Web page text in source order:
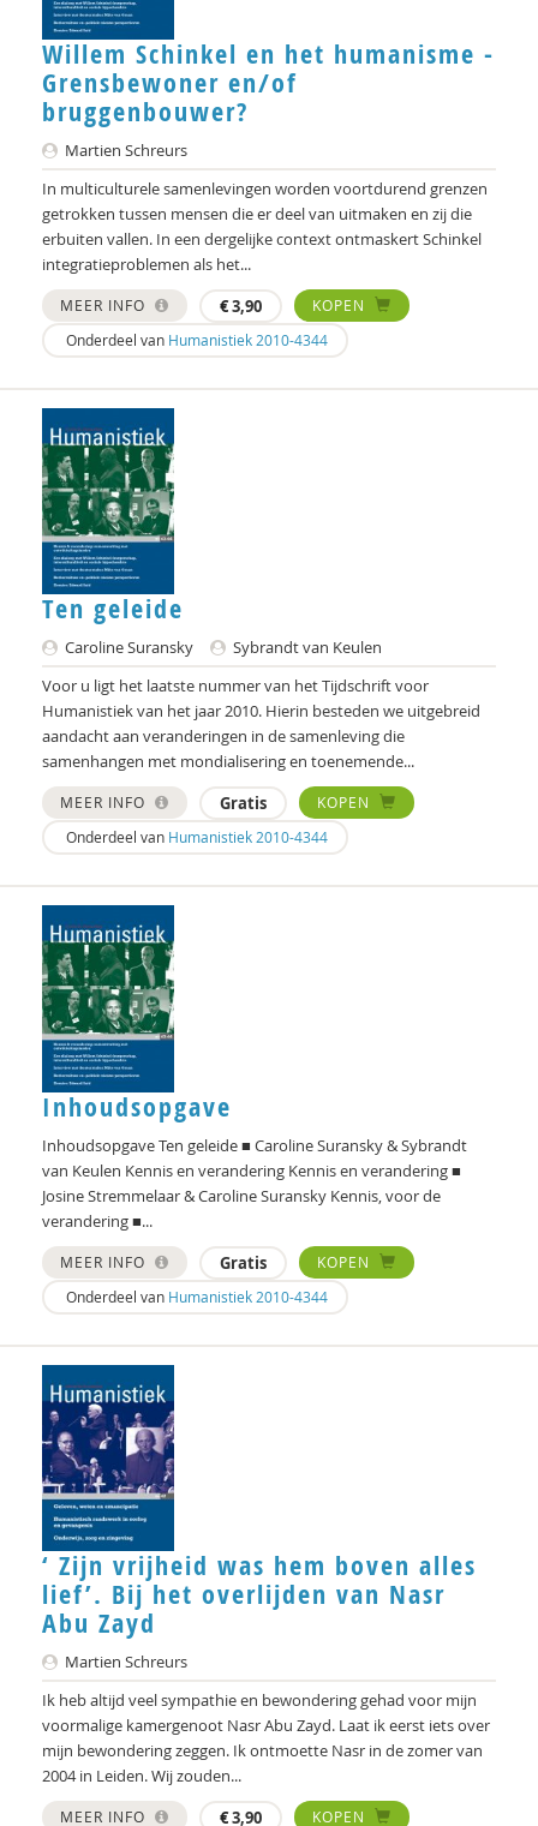
Nienke van Ittersum
Gaby Jacobs
Rienk Janssens
Karlijn de Jong
Ton Jorna
Chris Julien
Doortje Kal
Erwin Kamp
Simona Karbouniaris
Femke Kaulingfreks
Femke Kaulingfreks
Gesche Keding
Michael Kerkhof
Lonneke Knegtel
Robin Knibbe
Bart Koet
Carla Kolner
Esther Kopmels
Michiel Korthals
Niels Kosterman
Ank Kramer
Claudia Krivec
Harry Kunneman
Harry Kunneman
Harry Kunneman - Namens de redactie
Wouter Kusters
Ellen Lammers
Niek Langeweg
Katie Lee Weille
Judith Leest
Michiel Leezenberg
George Lengkeek
Pascal Leuvenink
Willeke Los
Alexander Maas
Atreyee Majumder
Willem Schinkel en het humanisme -
Grensbewoner en/of
bruggenbouwer?
Martien Schreurs
In multiculturele samenlevingen worden voortdurend grenzen
getrokken tussen mensen die er deel van uitmaken en zij die
erbuiten vallen. In een dergelijke context ontmaskert Schinkel
integratieproblemen als het...
MEER INFO €3,90
KOPEN
Onderdeel van Humanistiek 2010-4344
Ten geleide
Caroline Suransky
Sybrandt van Keulen
Voor u ligt het laatste nummer van het Tijdschrift voor
Humanistiek van het jaar 2010. Hierin besteden we uitgebreid
aandacht aan veranderingen in de samenleving die
samenhangen met mondialisering en toenemende...
MEER INFO Gratis
KOPEN
Onderdeel van Humanistiek 2010-4344
Inhoudsopgave
Inhoudsopgave Ten geleide ■ Caroline Suransky & Sybrandt
van Keulen Kennis en verandering Kennis en verandering ■
Josine Stremmelaar & Caroline Suransky Kennis, voor de
verandering ■...
MEER INFO Gratis
KOPEN
Onderdeel van Humanistiek 2010-4344
‘ Zijn vrijheid was hem boven alles
lief’. Bij het overlijden van Nasr
Abu Zayd
Martien Schreurs
Ik heb altijd veel sympathie en bewondering gehad voor mijn
voormalige kamergenoot Nasr Abu Zayd. Laat ik eerst iets over
mijn bewondering zeggen. Ik ontmoette Nasr in de zomer van
2004 in Leiden. Wij zouden...
MEER INFO €3,90
KOPEN